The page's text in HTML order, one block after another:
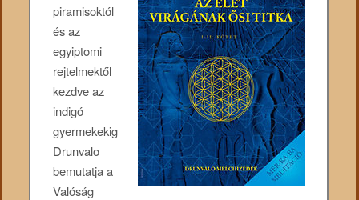
piramisoktól
és az
egyiptomi
rejtelmektől
kezdve az
indigó
gyermekekig
Drunvalo
bemutatja a
Valóság